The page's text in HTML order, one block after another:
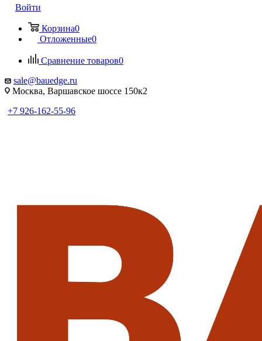
Войти
Корзина0
Отложенные0
Сравнение товаров0
sale@bauedge.ru
Москва, Варшавское шоссе 150к2
+7 926-162-55-96